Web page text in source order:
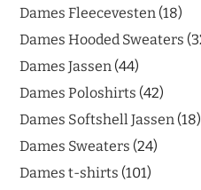
Dames Fleecevesten 18
Dames Hooded Sweaters
Dames Jassen 44
Dames Poloshirts 42
Dames Softshell Jassen 18
Dames Sweaters 24
Dames t-shirts 101